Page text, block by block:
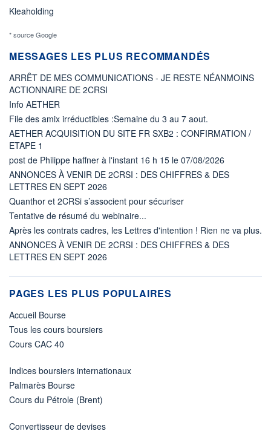
Kleaholding
* source Google
MESSAGES LES PLUS RECOMMANDÉS
ARRÊT DE MES COMMUNICATIONS - JE RESTE NÉANMOINS
ACTIONNAIRE DE 2CRSI
Info AETHER
File des amix irréductibles :Semaine du 3 au 7 aout.
AETHER ACQUISITION DU SITE FR SXB2 : CONFIRMATION /
ETAPE 1
post de Philippe haffner à l'instant 16 h 15 le 07/08/2026
ANNONCES À VENIR DE 2CRSI : DES CHIFFRES & DES
LETTRES EN SEPT 2026
Quanthor et 2CRSi s’associent pour sécuriser
Tentative de résumé du webinaire...
Après les contrats cadres, les Lettres d'intention ! Rien ne va plus.
ANNONCES À VENIR DE 2CRSI : DES CHIFFRES & DES
LETTRES EN SEPT 2026
PAGES LES PLUS POPULAIRES
Accueil Bourse
Tous les cours boursiers
Cours CAC 40
Indices boursiers internationaux
Palmarès Bourse
Cours du Pétrole (Brent)
Convertisseur de devises